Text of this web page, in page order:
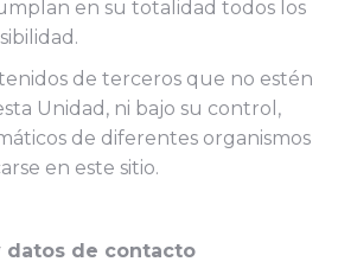
en su totalidad todos los
de terceros que no estén
Unidad, ni bajo su control,
de diferentes organismos
en este sitio.
datos de contacto